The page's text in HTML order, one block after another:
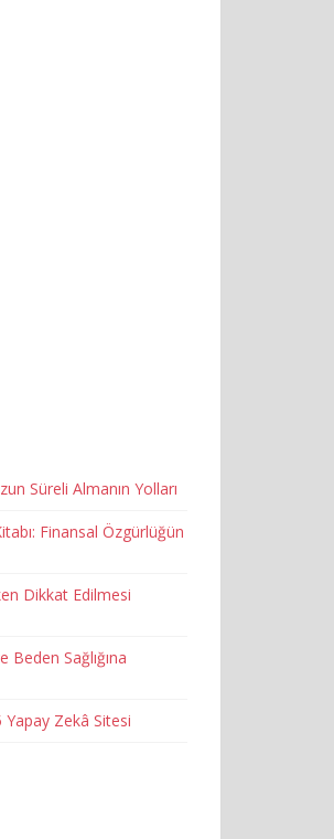
Süreli Almanın Yolları
Finansal Özgürlüğün
Dikkat Edilmesi
Sağlığına
Zekâ Sitesi